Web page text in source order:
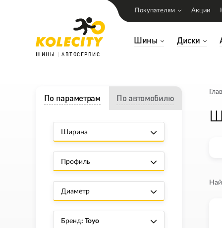
ШИНЫ АВТОСЕРВИС
Шины Диски
Покупателям Акции
По параметрам По автомобилю
Ширина
Профиль
Диаметр
Бренд: Toyo